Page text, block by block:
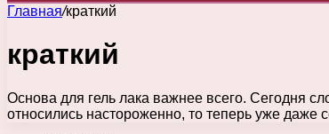
Главная/краткий
краткий
Основа для гель лака важнее всего. Сегодня
относились настороженно, то теперь уже